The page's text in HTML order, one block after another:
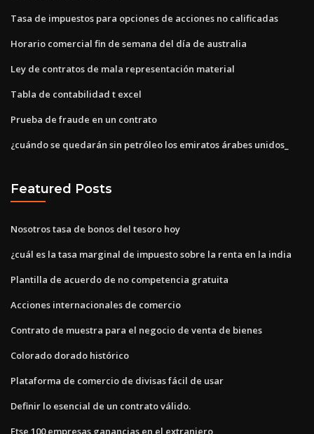
Tasa de impuestos para opciones de acciones no calificadas
Horario comercial fin de semana del día de australia
Ley de contratos de mala representación material
Tabla de contabilidad t excel
Prueba de fraude en un contrato
¿cuándo se quedarán sin petróleo los emiratos árabes unidos_
Featured Posts
Nosotros tasa de bonos del tesoro hoy
¿cuál es la tasa marginal de impuesto sobre la renta en la india
Plantilla de acuerdo de no competencia gratuita
Acciones internacionales de comercio
Contrato de muestra para el negocio de venta de bienes
Colorado dorado histórico
Plataforma de comercio de divisas fácil de usar
Definir lo esencial de un contrato válido.
Ftse 100 empresas ganancias en el extranjero